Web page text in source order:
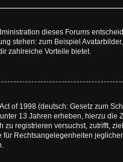
dieses Forums
stehen: zum Beispiel
zahlreiche Vorteile bietet.
of 1998 (deutsch: Gesetz zum
13 Jahren erheben, hierzu
registrieren versuchst, zutrifft,
Rechtsangelegenheiten